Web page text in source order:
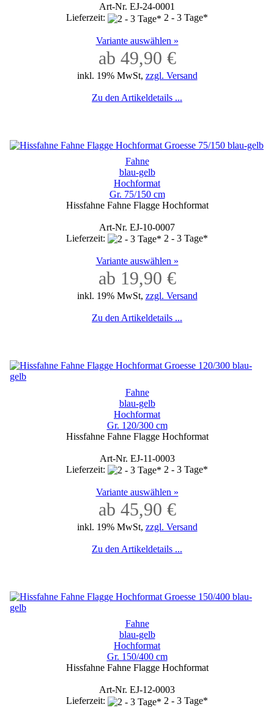
Art-Nr. EJ-24-0001
Lieferzeit:
2 - 3 Tage*
Variante auswählen »
ab 49,90 €
inkl. 19% MwSt, zzgl. Versand
Zu den Artikeldetails ...
Fahne
blau-gelb
Hochformat
Gr. 75/150 cm
Hissfahne Fahne Flagge Hochformat
Art-Nr. EJ-10-0007
Lieferzeit:
2 - 3 Tage*
Variante auswählen »
ab 19,90 €
inkl. 19% MwSt, zzgl. Versand
Zu den Artikeldetails ...
Fahne
blau-gelb
Hochformat
Gr. 120/300 cm
Hissfahne Fahne Flagge Hochformat
Art-Nr. EJ-11-0003
Lieferzeit:
2 - 3 Tage*
Variante auswählen »
ab 45,90 €
inkl. 19% MwSt, zzgl. Versand
Zu den Artikeldetails ...
Fahne
blau-gelb
Hochformat
Gr. 150/400 cm
Hissfahne Fahne Flagge Hochformat
Art-Nr. EJ-12-0003
Lieferzeit:
2 - 3 Tage*